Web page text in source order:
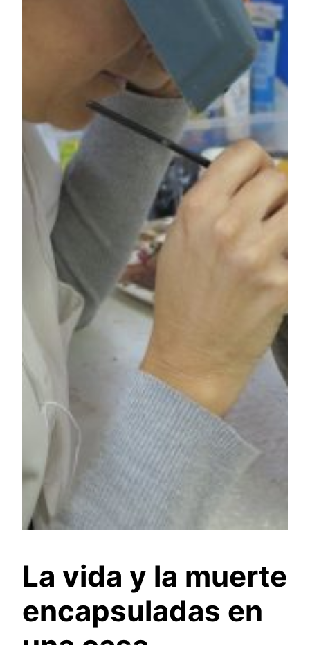
La vida y la muerte
encapsuladas en